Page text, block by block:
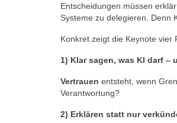
Entscheidungen müssen
Systeme zu delegieren. Denn
Konkret zeigt die Keynote vier
1) Klar sagen, was KI darf –
Vertrauen entsteht, wenn
Verantwortung?
2) Erklären statt nur